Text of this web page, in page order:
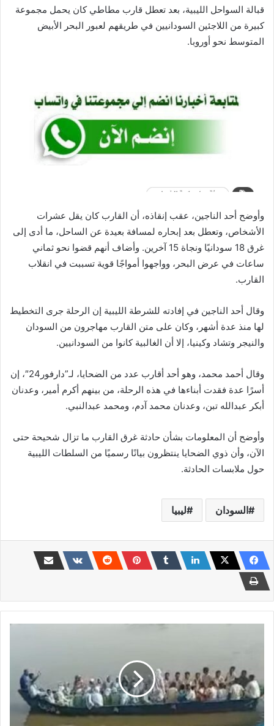
قبالة السواحل الليبية، بعد تعطل قارب مطاطي كان يحمل مجموعة
كبيرة من اللاجئين السودانيين في طريقهم لعبور البحر الأبيض
المتوسط نحو أوروبا.
وأوضح أحد الناجين، عقب إنقاذه، أن القارب كان يقل عشرات
الأشخاص، وتعطل بعد إبحاره لمسافة بعيدة عن الساحل، ما أدى إلى
غرق 18 سودانيًا ونجاة 15 آخرين. وأضاف أنهم قضوا نحو ثماني
ساعات في عرض البحر، وواجهوا أمواجًا قوية تسببت في انقلاب
القارب.
وقال أحد الناجين في إفادته للشرطة الليبية إن الرحلة جرى التخطيط
لها منذ عدة أشهر، وكان على متن القارب مهاجرون من السودان
والنيجر وتشاد وكينيا، إلا أن الغالبية كانوا من السودانيين.
وقال أحمد محمد، وهو أحد أقارب عدد من الضحايا، لـ”دارفور24″، إن
أسرًا عدة فقدت أبناءها في هذه الرحلة، من بينهم أكرم أمير، وعدنان
أبكر عبدالله تبن، وعدنان محمد آدم، ومحمد عبدالنبي.
وأوضح أن المعلومات بشأن حادثة غرق القارب ما تزال شحيحة حتى
الآن، وأن ذوي الضحايا ينتظرون بيانًا رسميًا من السلطات الليبية
حول ملابسات الحادثة.
السودان ليبيا
الجزيرة
نقزو
يدفع
ولاية